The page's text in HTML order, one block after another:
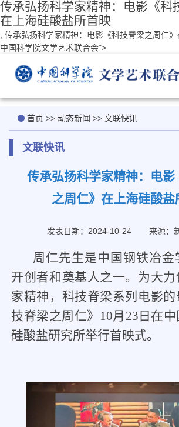
传承弘扬科学家精神：电影《科
在上海硅酸盐所首映
, 传承弘扬科学家精神：电影《科技脊梁之周仁
中国科学院文学艺术联合会">
首页 >> 动态新闻 >> 文联快讯
文联快讯
传承弘扬科学家精神：电影
之周仁》在上海硅酸盐
发表日期：2024-10-24 来源：
周仁先生是中国钢铁冶金
开创者和奠基人之一。为大
家精神，科技脊梁系列电影
技脊梁之周仁》10月23日在
硅酸盐研究所举行首映式。